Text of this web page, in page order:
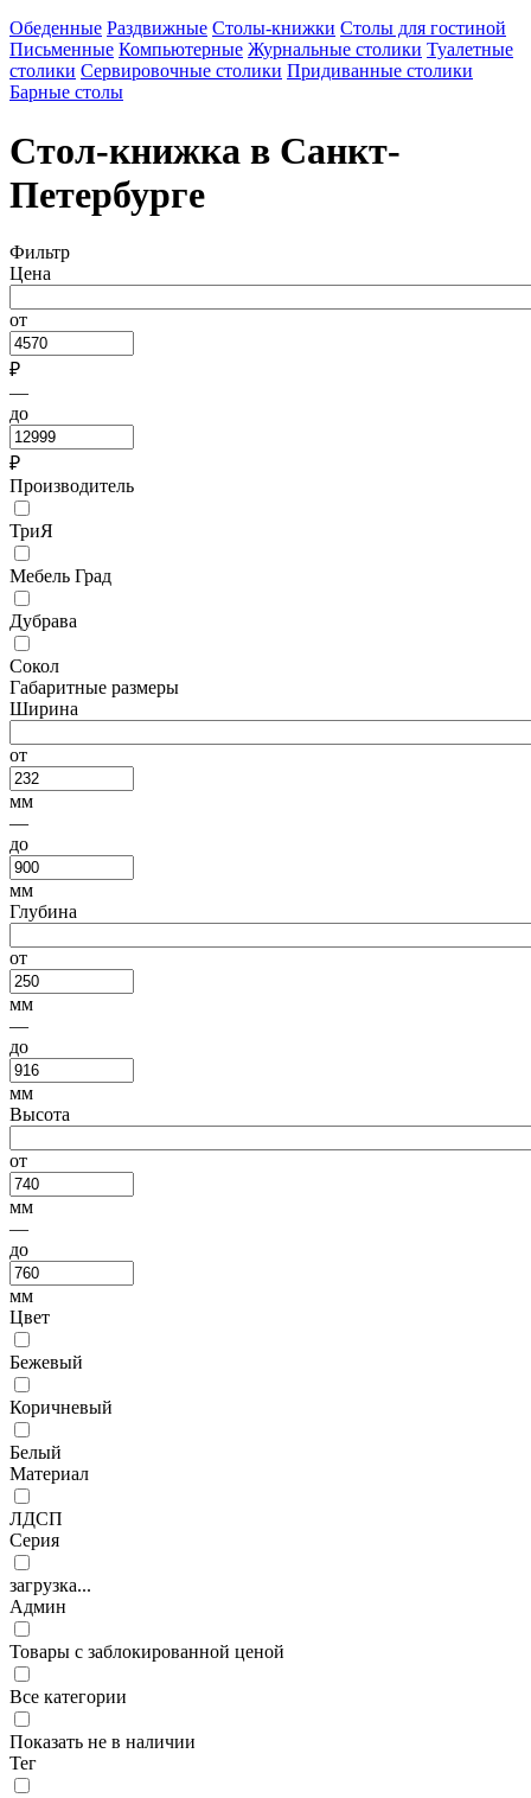
Обеденные Раздвижные Столы-книжки Столы для гостиной
Письменные Компьютерные Журнальные столики Туалетные
столики Сервировочные столики Придиванные столики
Барные столы
Стол-книжка в Санкт-
Петербурге
Фильтр
Цена
от
₽
—
до
₽
Производитель
ТриЯ
Мебель Град
Дубрава
Сокол
Габаритные размеры
Ширина
от
мм
—
до
мм
Глубина
от
мм
—
до
мм
Высота
от
мм
—
до
мм
Цвет
Бежевый
Коричневый
Белый
Материал
ЛДСП
Серия
загрузка...
Админ
Товары с заблокированной ценой
Все категории
Показать не в наличии
Тег